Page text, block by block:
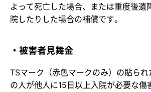
よって死亡した場合、または重度後遺
院したりした場合の補償です。
・被害者見舞金
TSマーク（赤色マークのみ）の貼ら
の人が他人に15日以上入院が必要な傷